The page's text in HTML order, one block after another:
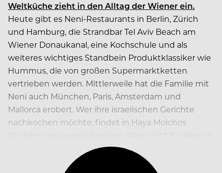
Weltküche zieht in den Alltag der Wiener ein.
Heute gibt es Neni-Restaurants in Berlin, Zürich
und Hamburg, die Strandbar Tel Aviv Beach am
Wiener Donaukanal, eine Kochschule und als
weiteres wichtiges Standbein Produktklassiker wie
Hummus, die von großen Supermarktketten
vertrieben werden. Mittlerweile hat die Familie mit
Neni auch München, Paris, Amsterdam und
Mallorca erobert. Wer ihre israelischen Gerichte
nachkochen möchte, findet in Haya Molchos
Leben gibt es eine Anleitung.